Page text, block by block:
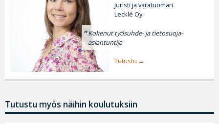
Juristi ja varatuomari
Lecklé Oy
Kokenut työsuhde- ja tietosuoja-
asiantuntija
Tutustu
Tutustu myös näihin koulutuksiin